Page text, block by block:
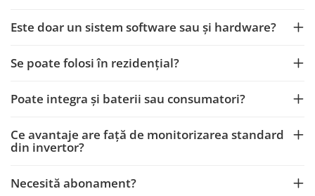
Este doar un sistem software sau și hardware?
Se poate folosi în rezidențial?
Poate integra și baterii sau consumatori?
Ce avantaje are față de monitorizarea standard
din invertor?
Necesită abonament?